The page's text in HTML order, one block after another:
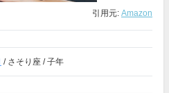
引用元: Amazon
/ さそり座 / 子年